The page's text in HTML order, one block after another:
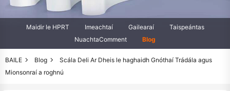
Maidir le HPRT Imeachtaí Gailearaí
Taispeántas
NuachtaComment
Blog
BAILE Blog
Scála Deli Ar Dheis le haghaidh Gnóthaí Trádála agus
Mionsonraí a roghnú